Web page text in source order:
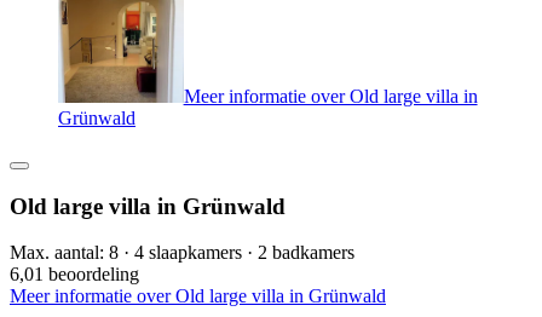
Meer informatie over Old large villa in
Grünwald
Old large villa in Grünwald
Max. aantal: 8 · 4 slaapkamers · 2 badkamers
6,01 beoordeling
Meer informatie over Old large villa in Grünwald